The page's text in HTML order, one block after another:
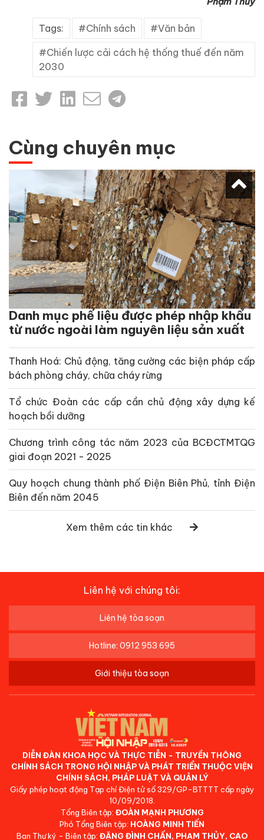
Tags: Chính sách Văn bản
Chiến lược cải cách hệ thống thuế đến năm
2030
Cùng chuyên mục
Danh mục phế liệu được phép nhập khẩu
từ nước ngoài làm nguyên liệu sản xuất
Thanh Hoá: Chủ động, tăng cường các biện pháp cấp
bách phòng cháy, chữa cháy rừng
Tổ chức Đoàn các cấp cần chủ động xây dựng kế
hoạch bồi dưỡng
Chương trình công tác năm 2023 của BCĐCTMTQG
giai đoạn 2021 - 2025
Quy hoạch chung thành phố Điện Biên Phủ, tỉnh Điện
Biên đến năm 2045
Xem thêm các tin khác
Liên hệ với chúng tôi:
Liên hệ tòa soạn
Hotline: 0912 953 695
Giới thiệu tòa soạn
DIỄN ĐÀN KHOA HỌC VÀ THỰC TIỄN - TRUYỀN THÔNG
CHÍNH SÁCH TRONG HỘI NHẬP VÀ PHÁT TRIỂN THUỘC VIỆN
CHÍNH SÁCH, PHÁP LUẬT VÀ QUẢN LÝ
Giấy phép hoạt động Tạp chí Điện tử số 329/GP-BTTTT cấp ngày
10/09/2018.
Tổng Biên tập: ĐOÀN MẠNH PHƯƠNG
Phó Tổng Biên tập: HOÀNG MINH TIẾN
Ban Thư ký - Biên tập: ĐẶNG ĐÌNH CHẤN, PHẠM THỦY, CAO